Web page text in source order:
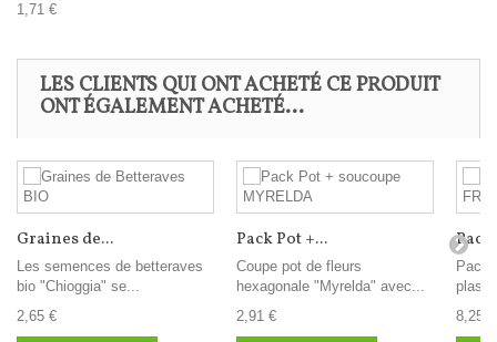
1,71 €
LES CLIENTS QUI ONT ACHETÉ CE PRODUIT
ONT ÉGALEMENT ACHETÉ...
Graines de...
Les semences de betteraves
bio "Chioggia" se...
2,65 €
Pack Pot +...
Coupe pot de fleurs
hexagonale "Myrelda" avec...
2,91 €
Pack
Pack
8,25 €